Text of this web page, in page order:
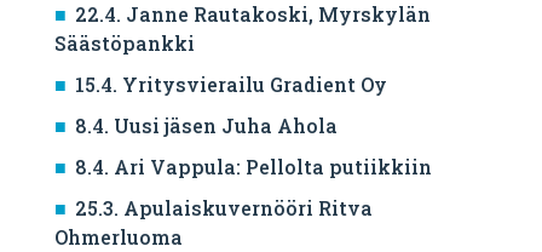
22.4. Janne Rautakoski, Myrskylän
Säästöpankki
15.4. Yritysvierailu Gradient Oy
8.4. Uusi jäsen Juha Ahola
8.4. Ari Vappula: Pellolta putiikkiin
25.3. Apulaiskuvernööri Ritva
Ohmerluoma